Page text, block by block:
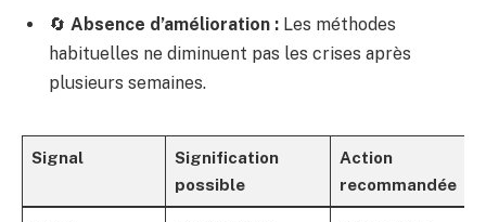
🔄 Absence d’amélioration : Les méthodes
habituelles ne diminuent pas les crises après
plusieurs semaines.
Signal
Signification
possible
Action
recommandée